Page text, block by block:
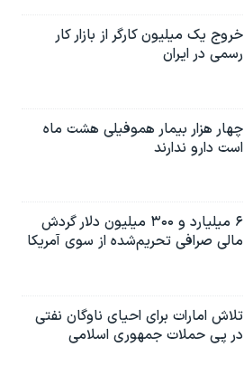
خروج یک میلیون کارگر از بازار کار
رسمی در ایران
چهار هزار بیمار هموفیلی هشت ماه
است دارو ندارند
۶ میلیارد و ۳۰۰ میلیون دلار گردش
مالی صرافی تحریم‌شده از سوی آمریکا
تلاش امارات برای احیای ناوگان نفتی
در پی حملات جمهوری اسلامی